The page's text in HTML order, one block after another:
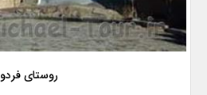
روستای فردو